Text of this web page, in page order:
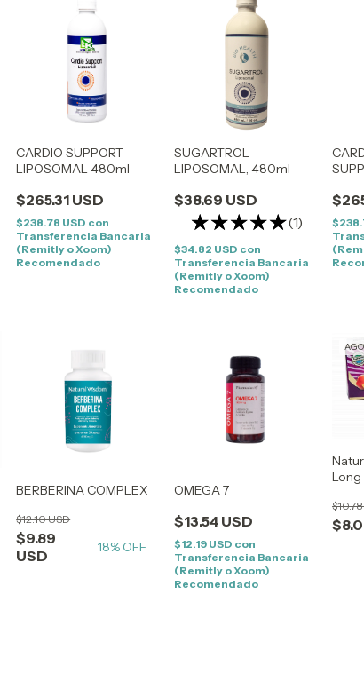
CARDIO SUPPORT
LIPOSOMAL 480ml
$265.31 USD
$238.78 USD con
Transferencia Bancaria
(Remitly o Xoom)
Recomendado
SUGARTROL
LIPOSOMAL, 480ml
$38.69 USD
(1)
$34.82 USD con
Transferencia Bancaria
(Remitly o Xoom)
Recomendado
BERBERINA COMPLEX
$9.89
USD
$12.10 USD
18% OFF
OMEGA 7
$13.54 USD
$12.19 USD con
Transferencia Bancaria
(Remitly o Xoom)
Recomendado
Long